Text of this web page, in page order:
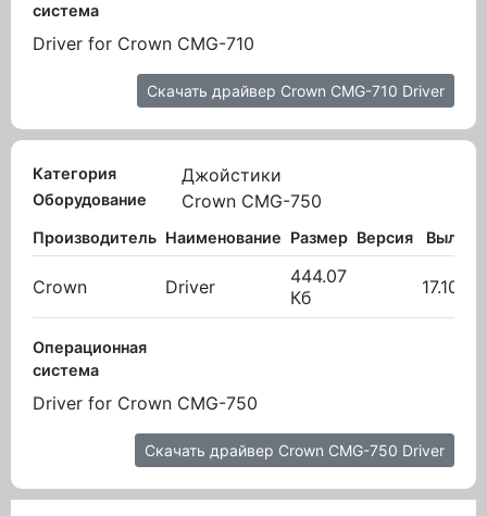
система
Driver for Crown CMG-710
Скачать драйвер Crown CMG-710 Driver
Категория Джойстики
Оборудование Crown CMG-750
Производитель Наименование Размер Версия
Crown Driver
444.07
Кб
Операционная
система
Driver for Crown CMG-750
Скачать драйвер Crown CMG-750 Driver